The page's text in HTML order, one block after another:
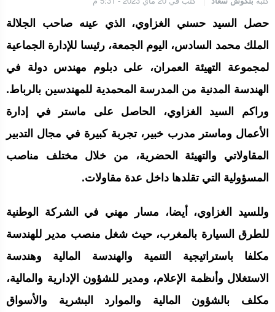
الجامعة الملكية المغربية للكيك بوكسنغ تعرب عن ارتياحها للتجاوب
الإيجابي للمجلس الأعلى للحسابات
إنتاج “قلب مصغر” يفتح آفاق علاجات بيولوجية لاضطرابات القلب
الرباط.. إطلاق مشروع إزالة المواد الكيميائية الخطرة من سلسلة إمداد
قطاع البناء بالمغرب
حصل السيد حسني الغزاوي، الذي عينه صاحب الجلالة
الملك محمد السادس، اليوم الجمعة، رئيسا للإدارة الجماعية
لمجموعة التهيئة العمران، على دبلوم مهندس دولة في
الهندسة المدنية من المدرسة المحمدية للمهندسين بالرباط.
وراكم السيد الغزاوي، الحاصل على ماستر في إدارة
الأعمال وماستر مدرب خبير، تجربة كبيرة في مجال التدبير
المقاولاتي والتهيئة الحضرية، من خلال مختلف مناصب
المسؤولية التي تقلدها داخل عدة مقاولات.
وللسيد الغزاوي، أيضا، مسار مهني في الشركة الوطنية
للطرق السيارة بالمغرب، حيث شغل منصب مدير للهندسة
مكلفا باستراتيجية التنمية والهندسة المالية وهندسة
الاستغلال وأنظمة الإعلام، ومدير للشؤون الإدارية والمالية،
مكلف بالشؤون المالية والموارد البشرية والأسواق